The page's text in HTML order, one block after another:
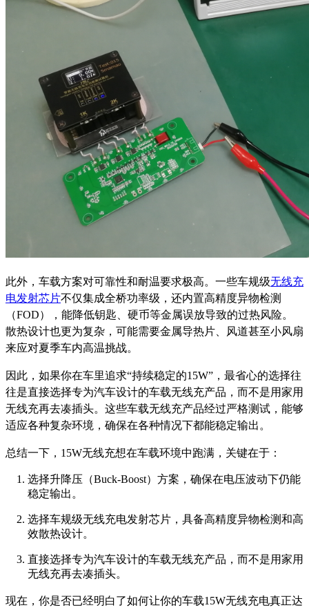
此外，车载方案对可靠性和耐温要求极高。一些车规级无线充
电发射芯片不仅集成全桥功率级，还内置高精度异物检测
（FOD），能降低钥匙、硬币等金属误放导致的过热风险。
散热设计也更为复杂，可能需要金属导热片、风道甚至小风扇
来应对夏季车内高温挑战。
因此，如果你在车里追求“持续稳定的15W”，最省心的选择往
往是直接选择专为汽车设计的车载无线充产品，而不是用家用
无线充再去凑插头。这些车载无线充产品经过严格测试，能够
适应各种复杂环境，确保在各种情况下都能稳定输出。
总结一下，15W无线充想在车载环境中跑满，关键在于：
选择升降压（Buck-Boost）方案，确保在电压波动下仍能
稳定输出。
选择车规级无线充电发射芯片，具备高精度异物检测和高
效散热设计。
直接选择专为汽车设计的车载无线充产品，而不是用家用
无线充再去凑插头。
现在，你是否已经明白了如何让你的车载15W无线充电真正达